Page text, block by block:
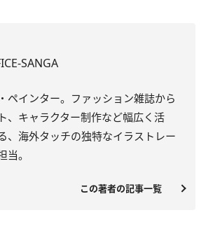
SANGA
ペインター。ファッション雑誌から
、キャラクター制作など幅広く活
、海外タッチの独特なイラストレー
当。
この著者の記事一覧